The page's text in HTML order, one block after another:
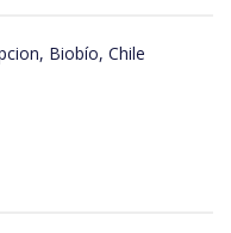
Biobío, Chile